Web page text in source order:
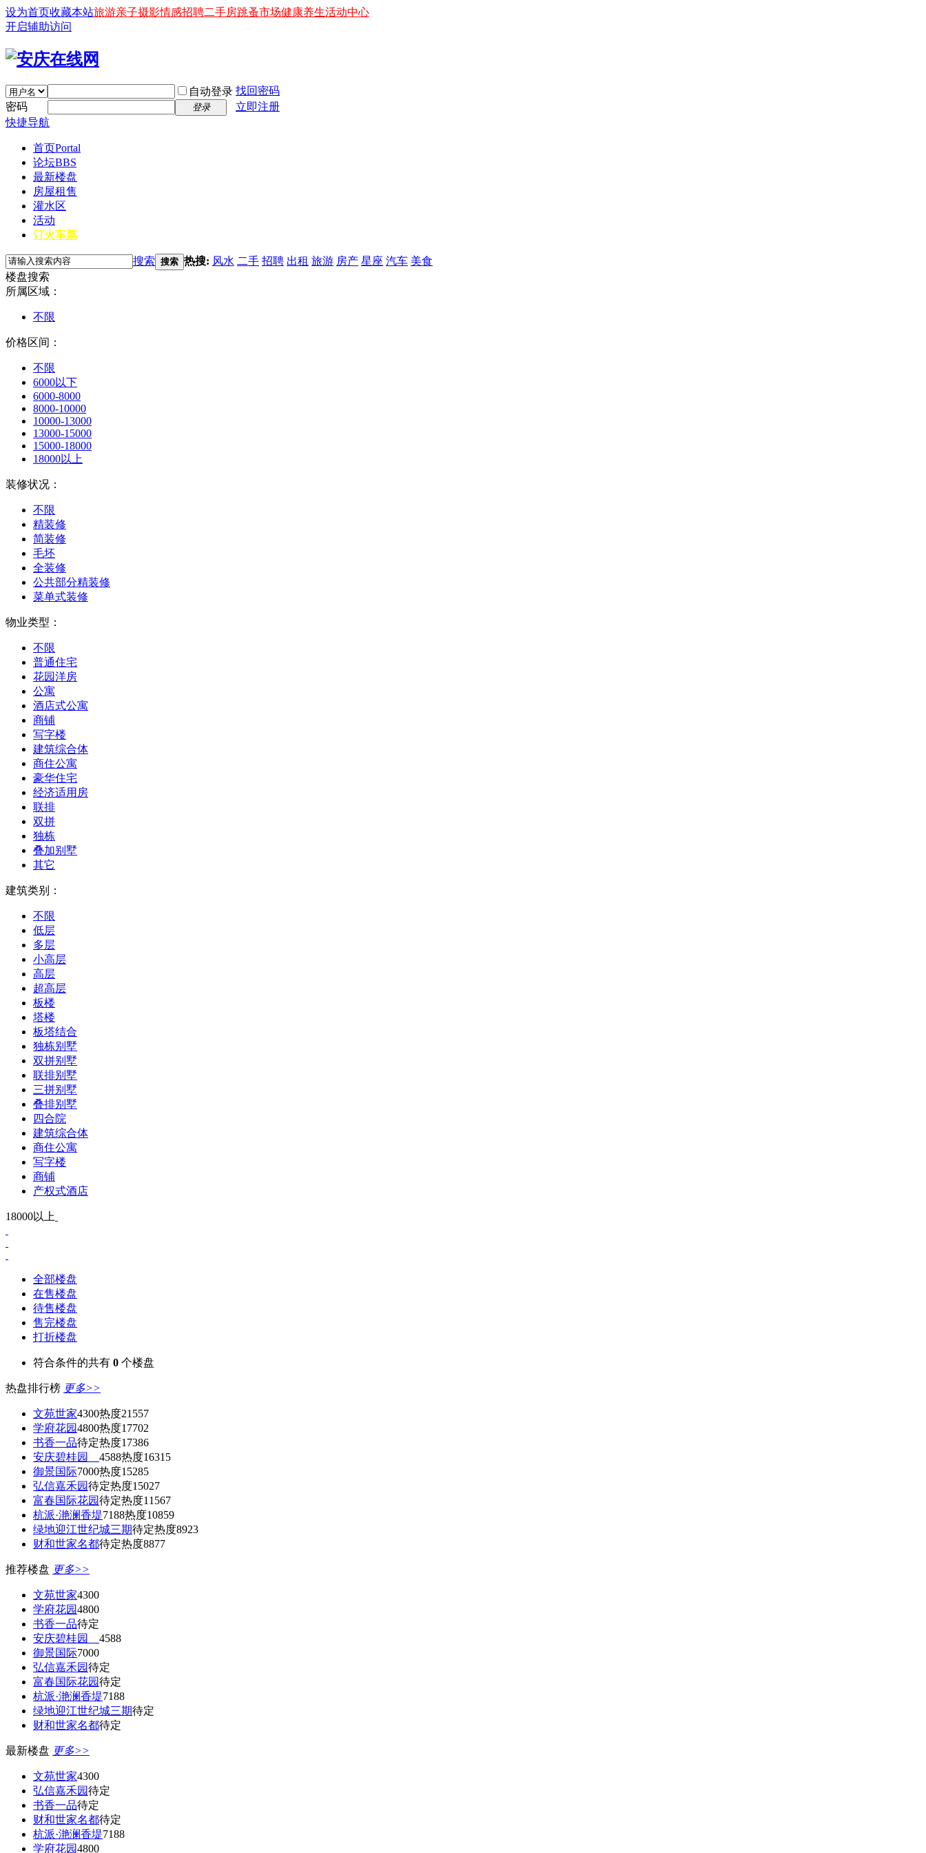
设为首页收藏本站旅游亲子摄影情感招聘二手房跳蚤市场健康养生活动中心
开启辅助访问
自动登录 找回密码
密码
登录
立即注册
快捷导航
首页Portal
论坛BBS
最新楼盘
房屋租售
灌水区
活动
订火车票
搜索 搜索 热搜: 风水 二手 招聘 出租 旅游 房产 星座 汽车 美食
楼盘搜索
所属区域：
不限
价格区间：
不限
6000以下
6000-8000
8000-10000
10000-13000
13000-15000
15000-18000
18000以上
装修状况：
不限
精装修
简装修
毛坯
全装修
公共部分精装修
菜单式装修
物业类型：
不限
普通住宅
花园洋房
公寓
酒店式公寓
商铺
写字楼
建筑综合体
商住公寓
豪华住宅
经济适用房
联排
双拼
独栋
叠加别墅
其它
建筑类别：
不限
低层
多层
小高层
高层
超高层
板楼
塔楼
板塔结合
独栋别墅
双拼别墅
联排别墅
三拼别墅
叠排别墅
四合院
建筑综合体
商住公寓
写字楼
商铺
产权式酒店
18000以上
全部楼盘
在售楼盘
待售楼盘
售完楼盘
打折楼盘
符合条件的共有 0 个楼盘
热盘排行榜 更多>>
文苑世家4300热度21557
学府花园4800热度17702
书香一品待定热度17386
安庆碧桂园 4588热度16315
御景国际7000热度15285
弘信嘉禾园待定热度15027
富春国际花园待定热度11567
杭派·滟澜香堤7188热度10859
绿地迎江世纪城三期待定热度8923
财和世家名都待定热度8877
推荐楼盘 更多>>
文苑世家4300
学府花园4800
书香一品待定
安庆碧桂园 4588
御景国际7000
弘信嘉禾园待定
富春国际花园待定
杭派·滟澜香堤7188
绿地迎江世纪城三期待定
财和世家名都待定
最新楼盘 更多>>
文苑世家4300
弘信嘉禾园待定
书香一品待定
财和世家名都待定
杭派·滟澜香堤7188
学府花园4800